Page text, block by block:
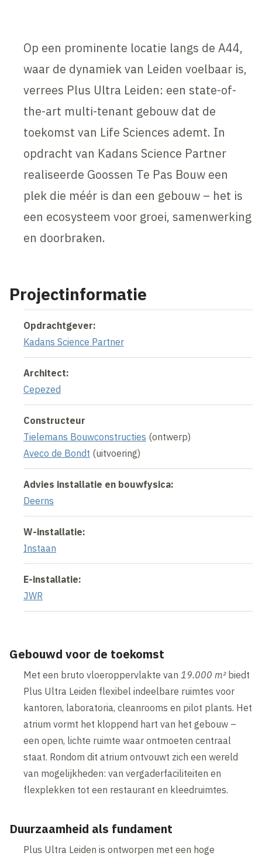
Op een prominente locatie langs de A44,
waar de dynamiek van Leiden voelbaar is,
verrees Plus Ultra Leiden: een state-of-
the-art multi-tenant gebouw dat de
toekomst van Life Sciences ademt. In
opdracht van Kadans Science Partner
realiseerde Goossen Te Pas Bouw een
plek die méér is dan een gebouw – het is
een ecosysteem voor groei, samenwerking
en doorbraken.
Projectinformatie
Opdrachtgever:
Kadans Science Partner
Architect:
Cepezed
Constructeur
Tielemans Bouwconstructies (ontwerp)
Aveco de Bondt (uitvoering)
Advies installatie en bouwfysica:
Deerns
W-installatie:
Instaan
E-installatie:
JWR
Gebouwd voor de toekomst
Met een bruto vloeroppervlakte van19.000 m²biedt
Plus Ultra Leiden flexibel indeelbare ruimtes voor
kantoren, laboratoria, cleanrooms en pilot plants. Het
atrium vormt het kloppend hart van het gebouw –
een open, lichte ruimte waar ontmoeten centraal
staat. Rondom dit atrium ontvouwt zich een wereld
van mogelijkheden: van vergaderfaciliteiten en
flexplekken tot een restaurant en kleedruimtes.
Duurzaamheid als fundament
Plus Ultra Leiden is ontworpen met een hoge